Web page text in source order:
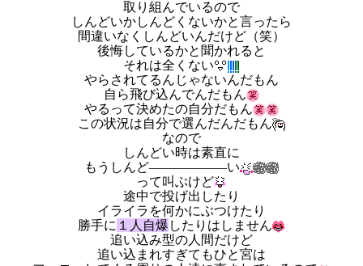
取り組んでいるので
しんどいかしんどくないかと言ったら
間違いなくしんどいんだけど（笑）
後悔しているかと聞かれると
それは全くない
やらされてるんじゃないんだもん
自ら飛び込んでんだもん
やるって決めたの自分だもん
この状況は自分で選んだんだもん
なので
しんどい時は素直に
もうしんど――――――い
って叫ぶけど
途中で投げ出したり
イライラを何かにぶつけたり
勝手に １人自爆 したりはしません
追い込み型の人間だけど
追い込まれすぎてもひと宮は